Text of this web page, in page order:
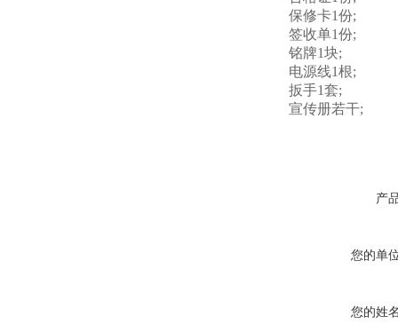
保修卡1份;
签收单1份;
铭牌1块;
电源线1根;
扳手1套;
宣传册若干;
产
您的单
您的姓